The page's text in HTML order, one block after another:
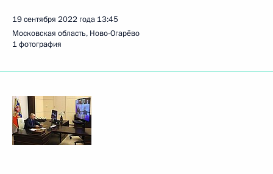
19 сентября 2022 года 13:45
Московская область, Ново-Огарёво
1 фотография